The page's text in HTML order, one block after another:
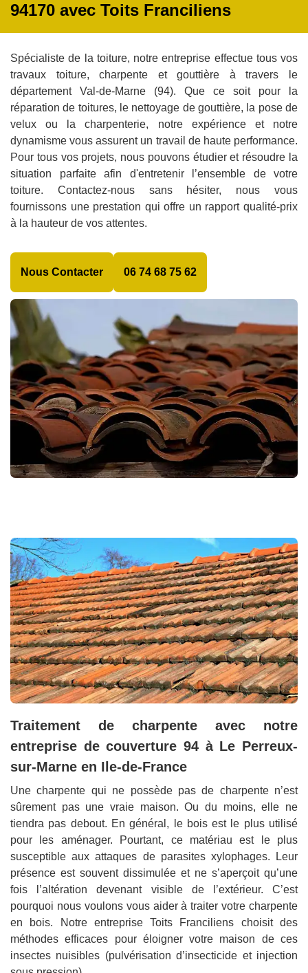
94170 avec Toits Franciliens
Spécialiste de la toiture, notre entreprise effectue tous vos
travaux toiture, charpente et gouttière à travers le
département Val-de-Marne (94). Que ce soit pour la
réparation de toitures, le nettoyage de gouttière, la pose de
velux ou la charpenterie, notre expérience et notre
dynamisme vous assurent un travail de haute performance.
Pour tous vos projets, nous pouvons étudier et résoudre la
situation parfaite afin d'entretenir l’ensemble de votre
toiture. Contactez-nous sans hésiter, nous vous
fournissons une prestation qui offre un rapport qualité-prix
à la hauteur de vos attentes.
Nous Contacter 06 74 68 75 62
Traitement de charpente avec notre
entreprise de couverture 94 à Le Perreux-
sur-Marne en Ile-de-France
Une charpente qui ne possède pas de charpente n’est
sûrement pas une vraie maison. Ou du moins, elle ne
tiendra pas debout. En général, le bois est le plus utilisé
pour les aménager. Pourtant, ce matériau est le plus
susceptible aux attaques de parasites xylophages. Leur
présence est souvent dissimulée et ne s’aperçoit qu’une
fois l’altération devenant visible de l’extérieur. C’est
pourquoi nous voulons vous aider à traiter votre charpente
en bois. Notre entreprise Toits Franciliens choisit des
méthodes efficaces pour éloigner votre maison de ces
insectes nuisibles (pulvérisation d’insecticide et injection